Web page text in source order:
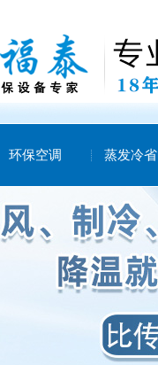
环保空调 蒸发冷